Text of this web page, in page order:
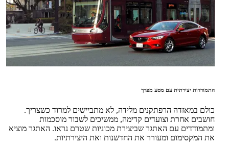
התמודדות יצירתית עם מסע מפרך
כולם במאזדה הרפתקנים מלידה, לא מתביישים למרוד כשצריך.
חושבים אחרת וצועדים קדימה, ממשיכים לשבור מוסכמות
ומתמודדים עם האתגר שביצירת מכוניות שטרם נראו. האתגר מוציא
את המקסימום ומעורר את החדשנות ואת היצירתיות.